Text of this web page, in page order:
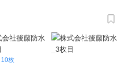
10枚